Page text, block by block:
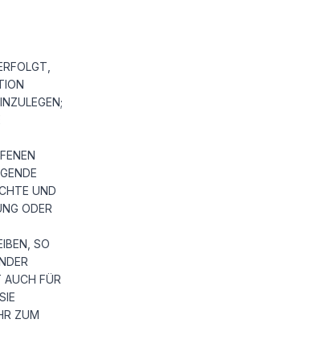
UND
ODER
SO
AUCH FÜR
ZUM